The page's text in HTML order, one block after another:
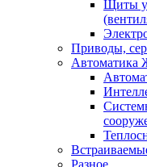
Щиты
Приводы,